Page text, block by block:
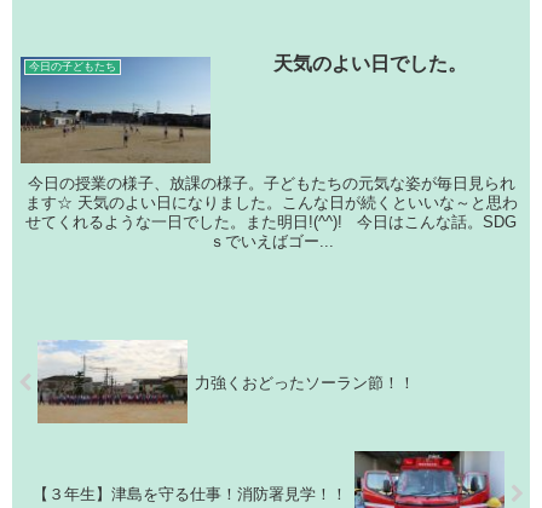
今日の子どもたち 天気のよい日でした。
今日の授業の様子、放課の様子。子どもたちの元気な姿が毎日見られ
ます☆ 天気のよい日になりました。こんな日が続くといいな～と思わ
せてくれるような一日でした。また明日!(^^)! 今日はこんな話。SDG
ｓでいえばゴー...
力強くおどったソーラン節！！
【３年生】津島を守る仕事！消防署見学！！